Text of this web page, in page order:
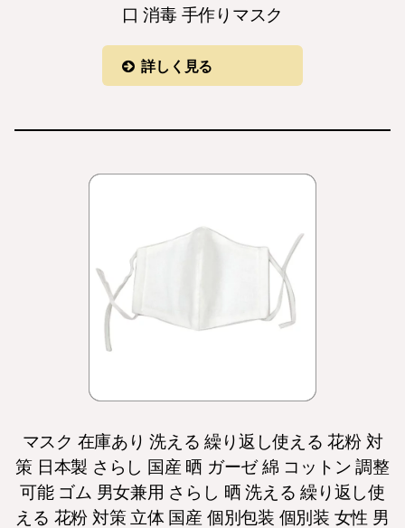
口 消毒 手作りマスク
詳しく見る
マスク 在庫あり 洗える 繰り返し使える 花粉 対
策 日本製 さらし 国産 晒 ガーゼ 綿 コットン 調整
可能 ゴム 男女兼用 さらし 晒 洗える 繰り返し使
える 花粉 対策 立体 国産 個別包装 個別装 女性 男